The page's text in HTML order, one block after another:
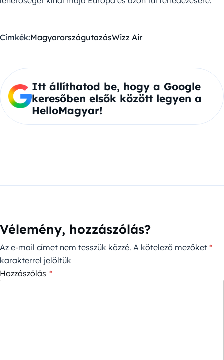
Címkék:MagyarországutazásWizz Air
Itt állíthatod be, hogy a Google
keresőben elsők között legyen a
HelloMagyar!
Vélemény, hozzászólás?
Az e-mail címet nem tesszük közzé. A kötelező mezőket *
karakterrel jelöltük
Hozzászólás *